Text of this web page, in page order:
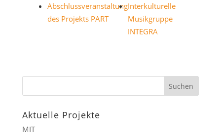
Abschlussveranstaltung
des Projekts PART
Interkulturelle
Musikgruppe
INTEGRA
Aktuelle Projekte
MIT